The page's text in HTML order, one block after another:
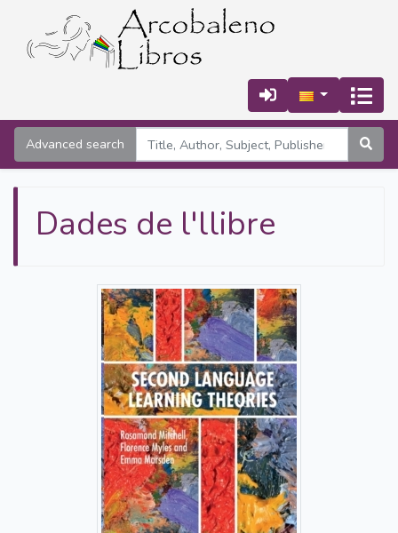
Advanced search
Dades de l'llibre